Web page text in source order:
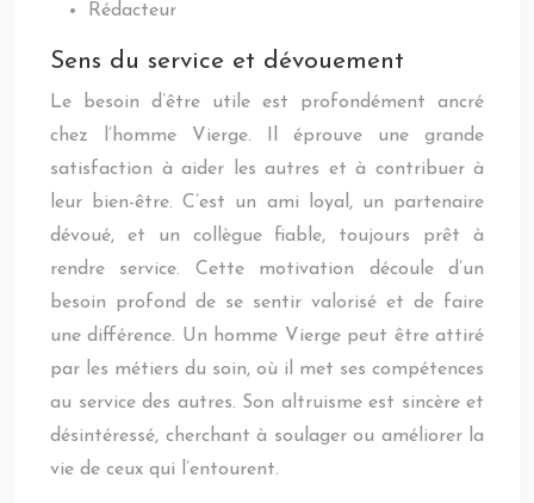
Rédacteur
Sens du service et dévouement
Le besoin d’être utile est profondément ancré
chez l’homme Vierge. Il éprouve une grande
satisfaction à aider les autres et à contribuer à
leur bien-être. C’est un ami loyal, un partenaire
dévoué, et un collègue fiable, toujours prêt à
rendre service. Cette motivation découle d’un
besoin profond de se sentir valorisé et de faire
une différence. Un homme Vierge peut être attiré
par les métiers du soin, où il met ses compétences
au service des autres. Son altruisme est sincère et
désintéressé, cherchant à soulager ou améliorer la
vie de ceux qui l’entourent.